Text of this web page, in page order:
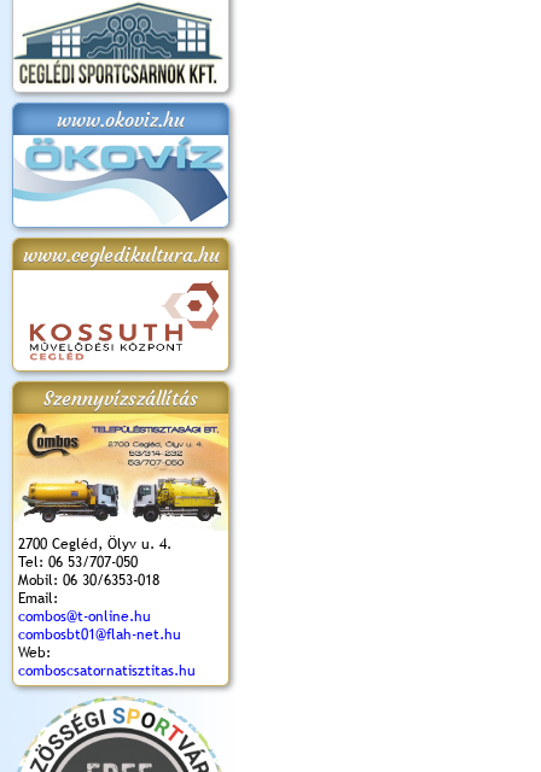
www.okoviz.hu
www.cegledikultura.hu
Szennyvízszállítás
2700 Cegléd, Ölyv u. 4.
Tel: 06 53/707-050
Mobil: 06 30/6353-018
Email:
combos@t-online.hu
combosbt01@flah-net.hu
Web:
comboscsatornatisztitas.hu
2018.
Kossuth Toborzó
Ünnepély
Szent István Ünnepe
(2017. 08. 20.)